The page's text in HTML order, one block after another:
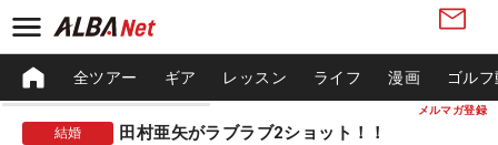
メルマガ登録
全ツアー ギア レッスン ライフ 漫画 ゴル
結婚 田村亜矢がラブラブ2ショット！！